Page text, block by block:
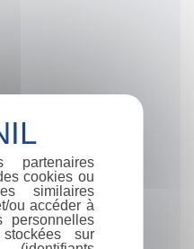
cookies ou
similaires
ou accéder à
personnelles
sur